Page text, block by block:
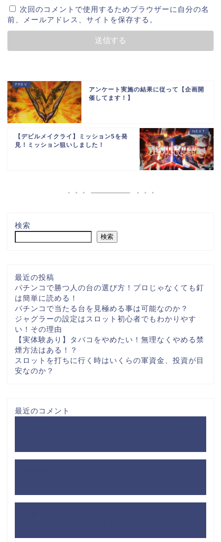
次回のコメントで使用するためブラウザーに自分の名
前、メールアドレス、サイトを保存する。
アンケート実施の結果に従って【企画開
催してます！】
【デビルメイクライ】ミッション5を発
見！ミッション狙いしました！
検索
検索
最近の投稿
パチンコで勝つ人の台の選び方！プロじゃなくても釘
は簡単に読める！
パチンコで当たる台を見極める事は可能なのか？
ジャグラーの設定はスロット初心者でもわかりやす
い！その理由
【実体験あり】タバコをやめたい！無理なくやめる禁
煙方法はある！？
スロットを打ちに行く時はいくらの軍資金、投資が目
安なのか？
最近のコメント